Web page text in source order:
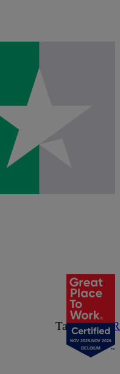
Taal:NL/FR
NOV 2025-NOV 2026
BELGIUM